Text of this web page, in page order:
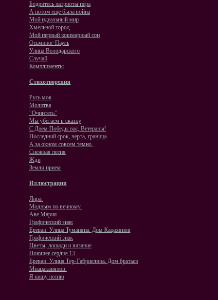
Бодритесь патриоты пера
А потом ещё была война
Мой идеальный мир
Хмельной город
Мой первый кошмарный сон
Осьминог Пауль
Улица Володарского
Случай
Комплименты
Стихотворения
Русь моя
Молитва
"Очнитесь"
Мы убегаем в сказку
С Днем Победы вас, Ветераны!
Последний срок, черта, граница
А за окном совсем темно.
Снежная песня
Жди
Земля прием
Иллюстрации
Лира.
Модным по вечному.
Аве Мария
Графический знак
Ереван. Улица Туманяна. Дом Кацахянов
Графический знак
Цветы, лошади и вязание
Поющее сердце 13
Ереван. Улица Тер-Габриеляна. Дом братьев
Мнацаканянов.
Я пишу песню